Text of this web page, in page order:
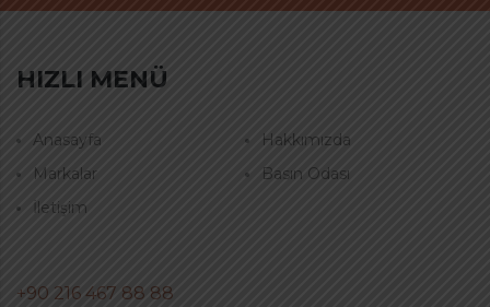
HIZLI MENÜ
Anasayfa
Hakkımızda
Markalar
Basın Odası
İletişim
+90 216 467 88 88